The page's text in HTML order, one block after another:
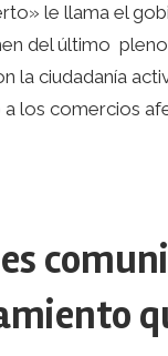
le llama el
del último
la ciudadanía
los comercios